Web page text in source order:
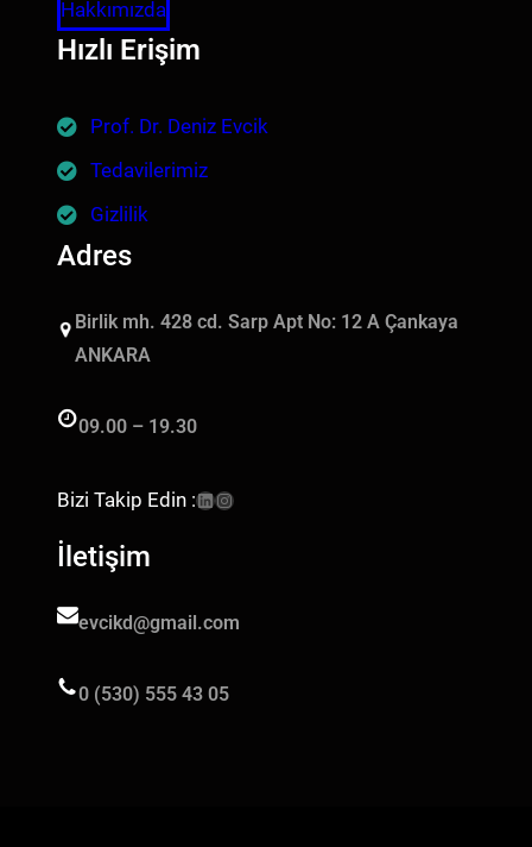
Hakkımızda
Hızlı Erişim
Prof. Dr. Deniz Evcik
Tedavilerimiz
Gizlilik
Adres
Birlik mh. 428 cd. Sarp Apt No: 12 A Çankaya
ANKARA
09.00 – 19.30
Bizi Takip Edin :
İletişim
evcikd@gmail.com
0 (530) 555 43 05